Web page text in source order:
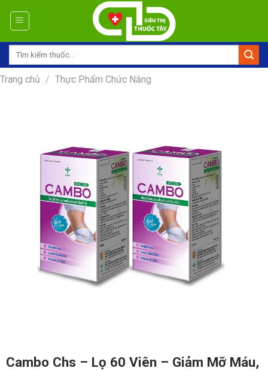
Tìm
Trang chủ / Thực Phẩm Chức Năng
Cambo Chs – Lọ 60 Viên – Giảm Mỡ Máu,